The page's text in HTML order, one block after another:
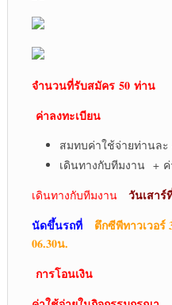
จำนวนที่รับสมัคร50 ท่าน
ค่าลงทะเบียน
สมทบค่าใช้จ่ายท่านละ
เดินทางกับทีมงาน +
เดินทางกับทีมงาน
วันเสาร์
นัดขึ้นรถที่
ตึกซีพีทาวเวอ
06.30น.
การโอนเงิน